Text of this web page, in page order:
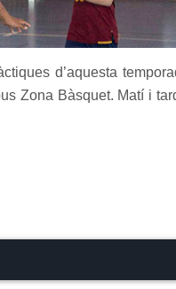
d’aquesta
Zona Bàsquet. Matí i